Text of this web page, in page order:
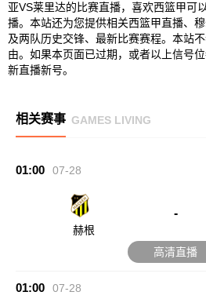
亚VS莱里达的比赛直播，喜欢西篮甲可
播。本站还为您提供相关西篮甲直播、
及两队历史交锋、最新比赛赛程。本站
由。如果本页面已过期，或者以上信号
新直播新号。
相关赛事 GAMES LIVING
01:00 07-28
赫根
-
高清直播
01:00 07-28